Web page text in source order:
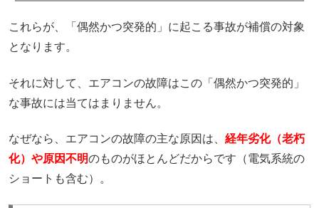
これらが、「偶然かつ突発的」に起こる事故が補償の対象
となります。
それに対して、エアコンの故障はこの「偶然かつ突発的」
な事故には当てはまりません。
なぜなら、エアコンの故障の主な原因は、経年劣化（老朽
化）や原因不明のものがほとんどだからです（電気系統の
ショートも含む）。